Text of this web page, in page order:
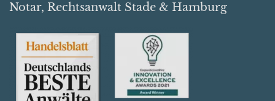
Notar, Rechtsanwalt Stade & Hamburg